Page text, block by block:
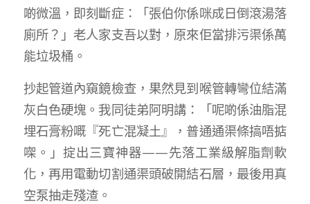
啲微溫，即刻斷症：「張伯你係咪成日倒滾湯落
廁所？」老人家支吾以對，原來佢當排污渠係萬
能垃圾桶。
抄起管道內窺鏡檢查，果然見到喉管轉彎位結滿
灰白色硬塊。我同徒弟阿明講：「呢啲係油脂混
埋石膏粉嘅『死亡混凝土』，普通通渠條搞唔掂
㗎。」掟出三寶神器——先落工業級解脂劑軟
化，再用電動切割通渠頭破開結石層，最後用真
空泵抽走殘渣。